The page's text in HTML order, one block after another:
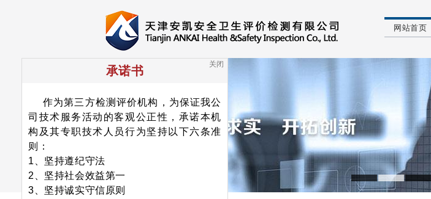
网站首页
承诺书
作为第三方检测评价机构，为保证我公
司技术服务活动的客观公正性，承诺本机
构及其专职技术人员行为坚持以下六条准
则：
1、坚持遵纪守法
2、坚持社会效益第一
3、坚持诚实守信原则
关闭